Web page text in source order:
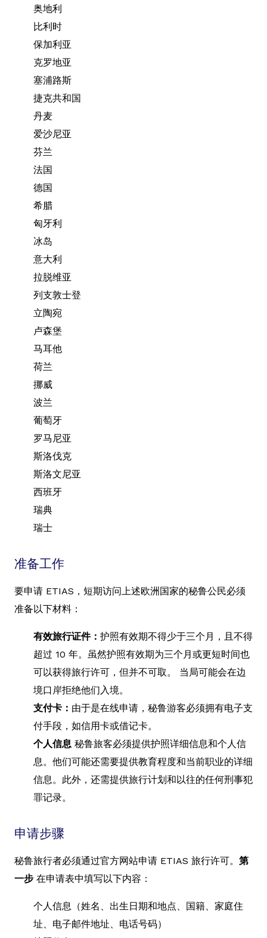
奥地利
比利时
保加利亚
克罗地亚
塞浦路斯
捷克共和国
丹麦
爱沙尼亚
芬兰
法国
德国
希腊
匈牙利
冰岛
意大利
拉脱维亚
列支敦士登
立陶宛
卢森堡
马耳他
荷兰
挪威
波兰
葡萄牙
罗马尼亚
斯洛伐克
斯洛文尼亚
西班牙
瑞典
瑞士
准备工作
要申请 ETIAS，短期访问上述欧洲国家的秘鲁公民必须
准备以下材料：
有效旅行证件： 护照有效期不得少于三个月，且不得
超过 10 年。虽然护照有效期为三个月或更短时间也
可以获得旅行许可，但并不可取。 当局可能会在边
境口岸拒绝他们入境。
支付卡： 由于是在线申请，秘鲁游客必须拥有电子支
付手段，如信用卡或借记卡。
个人信息 秘鲁旅客必须提供护照详细信息和个人信
息。他们可能还需要提供教育程度和当前职业的详细
信息。此外，还需提供旅行计划和以往的任何刑事犯
罪记录。
申请步骤
秘鲁旅行者必须通过官方网站申请 ETIAS 旅行许可。 第
一步 在申请表中填写以下内容：
个人信息（姓名、出生日期和地点、国籍、家庭住
址、电子邮件地址、电话号码）